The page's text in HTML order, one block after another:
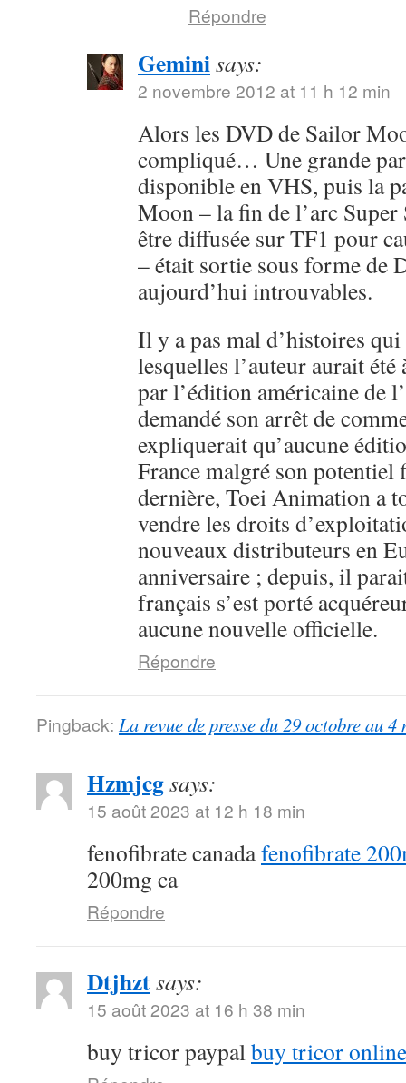
Répondre
Geminisays:
2 novembre 2012 at 11 h 12 min
Alors les DVD de Sailor
compliqué… Une grande
disponible en VHS, puis la
Moon – la fin de l’arc Super
être diffusée sur TF1 pour
– était sortie sous forme de
aujourd’hui introuvables.
Il y a pas mal d’histoires
lesquelles l’auteur aurait
par l’édition américaine de
demandé son arrêt de
expliquerait qu’aucune
France malgré son potentiel
dernière, Toei Animation a
vendre les droits
nouveaux distributeurs en
anniversaire ; depuis, il
français s’est porté
aucune nouvelle officielle.
Répondre
Pingback: La revue de presse du 29 octobre au
Hzmjcgsays:
15 août 2023 at 12 h 18 min
fenofibrate canadafenofibrate
200mg ca
Répondre
Dtjhztsays:
15 août 2023 at 16 h 38 min
buy tricor paypalbuy tricor online